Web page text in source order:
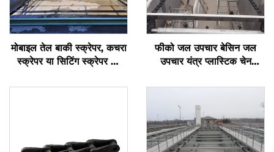
मोबाइल तेल बाकी स्क्रेपर, कचरा
स्क्रेपर या सिटिंग स्क्रेपर का
संस्थाओं में किया जाता है
फीको जल उपचार बेसिन जल
उपचार यंत्र प्लास्टिक चेन